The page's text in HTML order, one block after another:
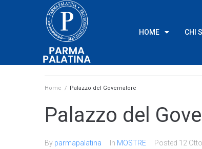
HOME CHI
Home / Palazzo del Governatore
Palazzo del
By parmapalatina In MOSTRE Posted 12